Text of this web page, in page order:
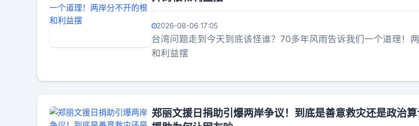
2026-08-06 17:05
台湾问题走到今天到底该怪谁？70多年风雨告诉我们一个道理！
和利益摆
郑丽文援日捐助引爆两岸争议！到底是善意救灾还是政治